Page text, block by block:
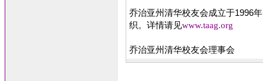
乔治亚州清华校友会成立于1996
织。详情请见www.taag.org
乔治亚州清华校友会理事会